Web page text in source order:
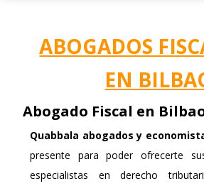
ABOGADOS
EN
Abogado Fiscal en
Quabbala abogados y
presente para poder ofrecerte
especialistas en derecho